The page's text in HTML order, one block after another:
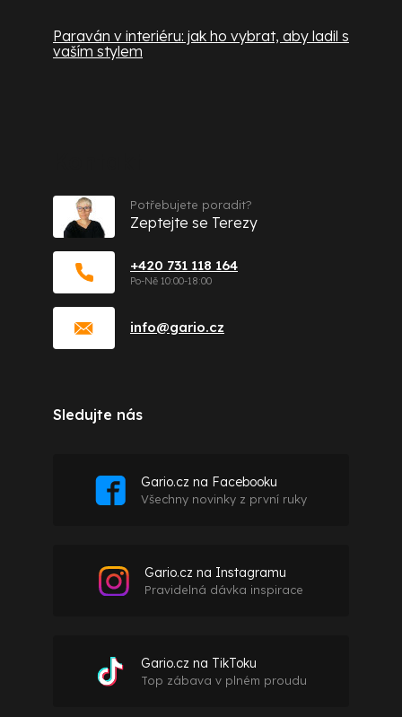
Paraván v interiéru: jak ho vybrat, aby ladil s
vaším stylem
info@gario.cz
+420 731 118 164
Potřebujete poradit?
Zeptejte se Terezy
Sledujte nás
Gario.cz na Facebooku
Všechny novinky z první ruky
Gario.cz na Instagramu
Pravidelná dávka inspirace
Gario.cz na TikToku
Top zábava v plném proudu